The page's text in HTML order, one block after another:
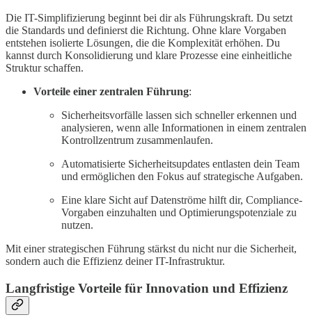
Die IT-Simplifizierung beginnt bei dir als Führungskraft. Du setzt
die Standards und definierst die Richtung. Ohne klare Vorgaben
entstehen isolierte Lösungen, die die Komplexität erhöhen. Du
kannst durch Konsolidierung und klare Prozesse eine einheitliche
Struktur schaffen.
Vorteile einer zentralen Führung:
Sicherheitsvorfälle lassen sich schneller erkennen und
analysieren, wenn alle Informationen in einem zentralen
Kontrollzentrum zusammenlaufen.
Automatisierte Sicherheitsupdates entlasten dein Team
und ermöglichen den Fokus auf strategische Aufgaben.
Eine klare Sicht auf Datenströme hilft dir, Compliance-
Vorgaben einzuhalten und Optimierungspotenziale zu
nutzen.
Mit einer strategischen Führung stärkst du nicht nur die Sicherheit,
sondern auch die Effizienz deiner IT-Infrastruktur.
Langfristige Vorteile für Innovation und Effizienz